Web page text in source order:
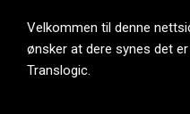
Velkommen til denne
ønsker at dere synes det
Translogic.